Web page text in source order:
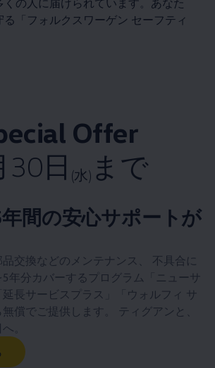
くの人に届けられています。あなた
る「フォルクスワーゲン セーフティ
Offer
30日 (水) まで
間の安心サポートが
交換などのメンテナンス、 不具合に
年分カバーするプログラム「ニューサ
長サービスプラス」「ウォルフィ サ
償でご提供します。 ティグアンと、
。